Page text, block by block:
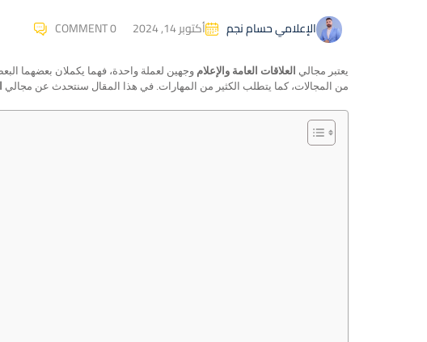
الإعلامي حسام نجم أكتوبر 14, 2024 COMMENT 0
يعتبر مجالي العلاقات العامة والإعلام وجهين لعملة واحدة، فهما يكملان بعضهما
من المجالات، كما يتطلب الكثير من المهارات. في هذا المقال سنتحدث عن مجالي